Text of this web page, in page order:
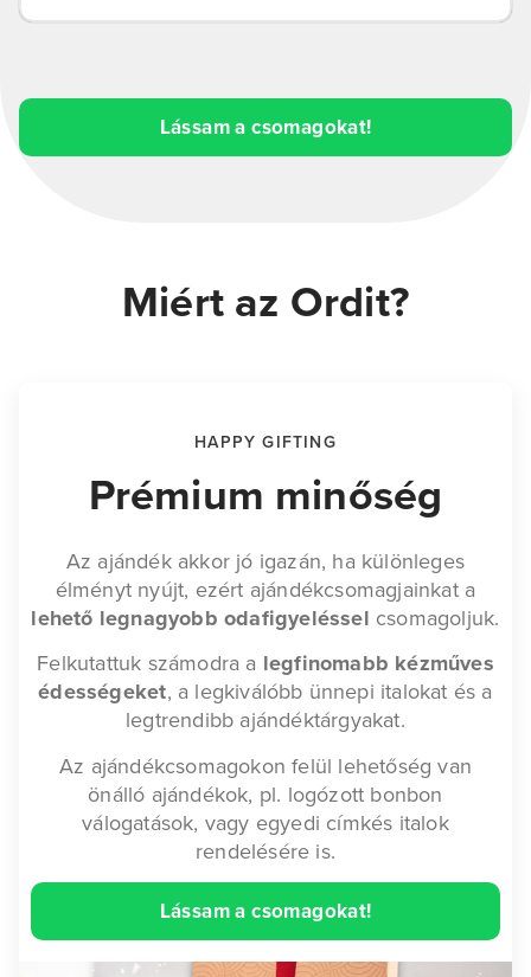
Lássam a csomagokat!
Miért az Ordit?
HAPPY GIFTING
Prémium minőség
Az ajándék akkor jó igazán, ha különleges
élményt nyújt, ezért ajándékcsomagjainkat a
lehető legnagyobb odafigyeléssel csomagoljuk.
Felkutattuk számodra a legfinomabb kézműves
édességeket, a legkiválóbb ünnepi italokat és a
legtrendibb ajándéktárgyakat.
Az ajándékcsomagokon felül lehetőség van
önálló ajándékok, pl. logózott bonbon
válogatások, vagy egyedi címkés italok
rendelésére is.
Lássam a csomagokat!